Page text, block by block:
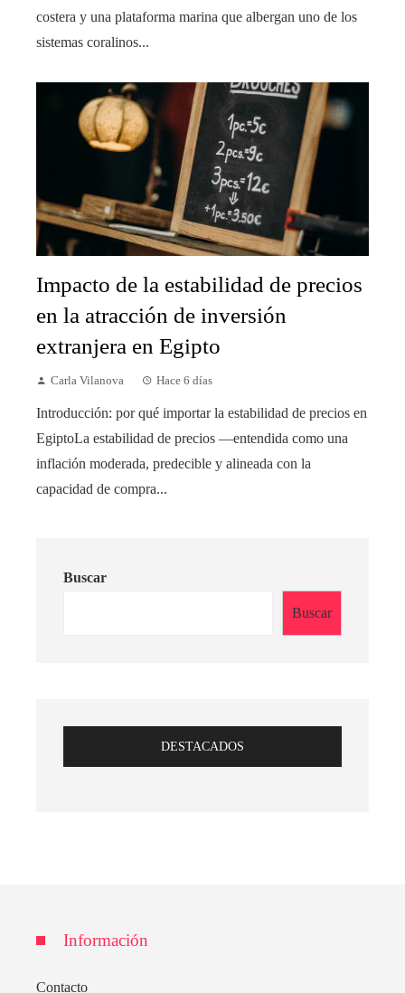
costera y una plataforma marina que albergan uno de los
sistemas coralinos...
Impacto de la estabilidad de precios
en la atracción de inversión
extranjera en Egipto
Carla Vilanova Hace 6 días
Introducción: por qué importar la estabilidad de precios en
EgiptoLa estabilidad de precios —entendida como una
inflación moderada, predecible y alineada con la
capacidad de compra...
Buscar
Buscar
DESTACADOS
Información
Contacto